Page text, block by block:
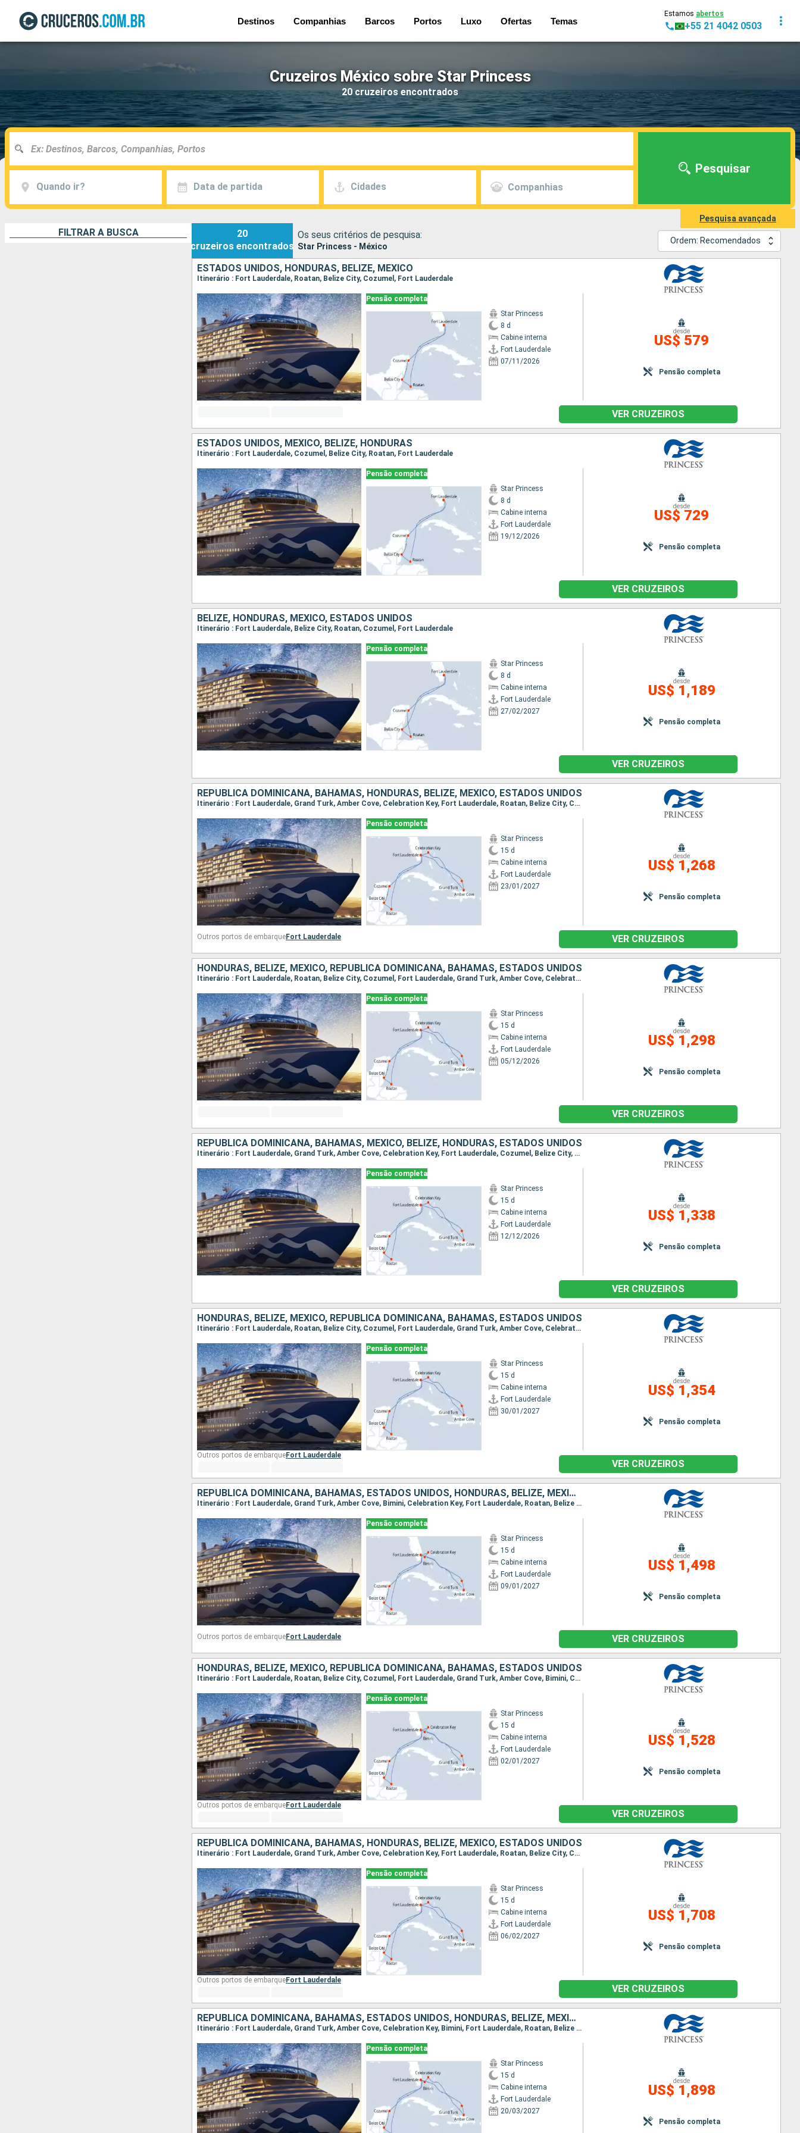
Destinos Companhias Barcos Portos Luxo Ofertas Temas
Estamos abertos
+55 21 4042 0503
Cruzeiros México sobre Star Princess
20 cruzeiros encontrados
Quando ir? Data de partida Cidades Companhias
Pesquisar
Pesquisa avançada
FILTRAR A BUSCA
20
cruzeiros encontrados
Os seus critérios de pesquisa:
Star Princess - México
Ordem: Recomendados
ESTADOS UNIDOS, HONDURAS, BELIZE, MÉXICO
Itinerário : Fort Lauderdale, Roatan, Belize City, Cozumel, Fort Lauderdale
Pensão completa
Star Princess
8 d
Cabine interna
Fort Lauderdale
07/11/2026
desde
US$ 579
Pensão completa
VER CRUZEIROS
ESTADOS UNIDOS, MÉXICO, BELIZE, HONDURAS
Itinerário : Fort Lauderdale, Cozumel, Belize City, Roatan, Fort Lauderdale
Pensão completa
Star Princess
8 d
Cabine interna
Fort Lauderdale
19/12/2026
desde
US$ 729
Pensão completa
VER CRUZEIROS
BELIZE, HONDURAS, MÉXICO, ESTADOS UNIDOS
Itinerário : Fort Lauderdale, Belize City, Roatan, Cozumel, Fort Lauderdale
Pensão completa
Star Princess
8 d
Cabine interna
Fort Lauderdale
27/02/2027
desde
US$ 1,189
Pensão completa
VER CRUZEIROS
REPUBLICA DOMINICANA, BAHAMAS, HONDURAS, BELIZE, MÉXICO, ESTADOS UNIDOS
Itinerário : Fort Lauderdale, Grand Turk, Amber Cove, Celebration Key, Fort Lauderdale, Roatan, Belize City, Cozumel, Fort Lauderdale
Pensão completa
Star Princess
15 d
Cabine interna
Fort Lauderdale
23/01/2027
desde
US$ 1,268
Pensão completa
Outros portos de embarqueFort Lauderdale VER CRUZEIROS
HONDURAS, BELIZE, MÉXICO, REPUBLICA DOMINICANA, BAHAMAS, ESTADOS UNIDOS
Itinerário : Fort Lauderdale, Roatan, Belize City, Cozumel, Fort Lauderdale, Grand Turk, Amber Cove, Celebration Key, Fort Lauderdale
Pensão completa
Star Princess
15 d
Cabine interna
Fort Lauderdale
05/12/2026
desde
US$ 1,298
Pensão completa
VER CRUZEIROS
REPUBLICA DOMINICANA, BAHAMAS, MÉXICO, BELIZE, HONDURAS, ESTADOS UNIDOS
Itinerário : Fort Lauderdale, Grand Turk, Amber Cove, Celebration Key, Fort Lauderdale, Cozumel, Belize City, Roatan, Fort Lauderdale
Pensão completa
Star Princess
15 d
Cabine interna
Fort Lauderdale
12/12/2026
desde
US$ 1,338
Pensão completa
VER CRUZEIROS
HONDURAS, BELIZE, MÉXICO, REPUBLICA DOMINICANA, BAHAMAS, ESTADOS UNIDOS
Itinerário : Fort Lauderdale, Roatan, Belize City, Cozumel, Fort Lauderdale, Grand Turk, Amber Cove, Celebration Key, Fort Lauderdale
Pensão completa
Star Princess
15 d
Cabine interna
Fort Lauderdale
30/01/2027
desde
US$ 1,354
Pensão completa
Outros portos de embarqueFort Lauderdale
VER CRUZEIROS
REPUBLICA DOMINICANA, BAHAMAS, ESTADOS UNIDOS, HONDURAS, BELIZE, MÉXICO
Itinerário : Fort Lauderdale, Grand Turk, Amber Cove, Bimini, Celebration Key, Fort Lauderdale, Roatan, Belize City, Cozumel, Fort Lauderdale
Pensão completa
Star Princess
15 d
Cabine interna
Fort Lauderdale
09/01/2027
desde
US$ 1,498
Pensão completa
Outros portos de embarqueFort Lauderdale VER CRUZEIROS
HONDURAS, BELIZE, MÉXICO, REPUBLICA DOMINICANA, BAHAMAS, ESTADOS UNIDOS
Itinerário : Fort Lauderdale, Roatan, Belize City, Cozumel, Fort Lauderdale, Grand Turk, Amber Cove, Bimini, Celebration Key, Fort Lauderdale
Pensão completa
Star Princess
15 d
Cabine interna
Fort Lauderdale
02/01/2027
desde
US$ 1,528
Pensão completa
Outros portos de embarqueFort Lauderdale
VER CRUZEIROS
REPUBLICA DOMINICANA, BAHAMAS, HONDURAS, BELIZE, MÉXICO, ESTADOS UNIDOS
Itinerário : Fort Lauderdale, Grand Turk, Amber Cove, Celebration Key, Fort Lauderdale, Roatan, Belize City, Cozumel, Fort Lauderdale
Pensão completa
Star Princess
15 d
Cabine interna
Fort Lauderdale
06/02/2027
desde
US$ 1,708
Pensão completa
Outros portos de embarqueFort Lauderdale
VER CRUZEIROS
REPUBLICA DOMINICANA, BAHAMAS, ESTADOS UNIDOS, HONDURAS, BELIZE, MÉXICO
Itinerário : Fort Lauderdale, Grand Turk, Amber Cove, Celebration Key, Bimini, Fort Lauderdale, Roatan, Belize City, Cozumel, Fort Lauderdale
Pensão completa
Star Princess
15 d
Cabine interna
Fort Lauderdale
20/03/2027
desde
US$ 1,898
Pensão completa